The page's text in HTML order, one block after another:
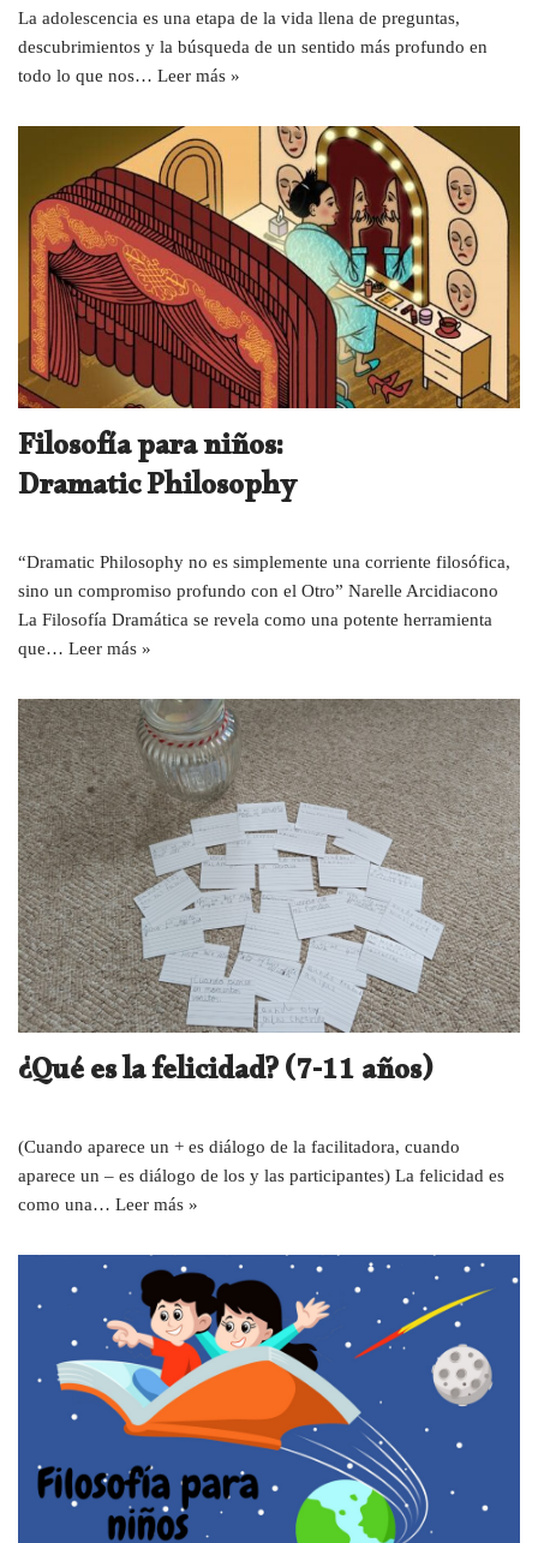
La adolescencia es una etapa de la vida llena de preguntas,
descubrimientos y la búsqueda de un sentido más profundo en
todo lo que nos… Leer más »
Filosofía para niños:
Dramatic Philosophy
“Dramatic Philosophy no es simplemente una corriente filosófica,
sino un compromiso profundo con el Otro” Narelle Arcidiacono
La Filosofía Dramática se revela como una potente herramienta
que… Leer más »
¿Qué es la felicidad? (7-11 años)
(Cuando aparece un + es diálogo de la facilitadora, cuando
aparece un – es diálogo de los y las participantes) La felicidad es
como una… Leer más »